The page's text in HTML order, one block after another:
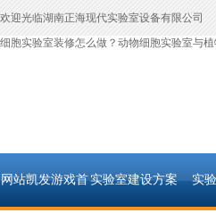
欢迎光临湖南正海现代实验室设备有限公司
细胞实验室装修怎么做？动物细胞实验室与
网站凯发游戏首实验室建设方案 实